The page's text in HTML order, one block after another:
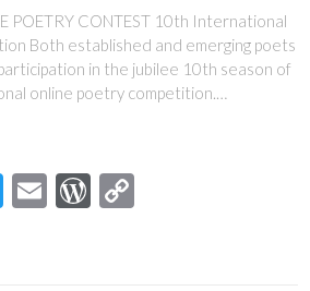
POETRY CONTEST 10th International
Both established and emerging poets
in the jubilee 10th season of
online poetry competition.…
Twitter
EmailWordPress